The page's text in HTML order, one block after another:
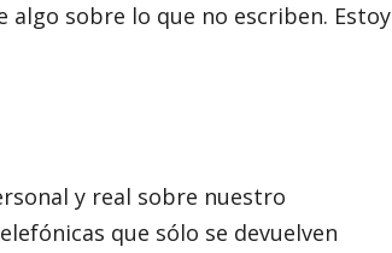
algo sobre lo que no escriben. Estoy
y real sobre nuestro
que sólo se devuelven